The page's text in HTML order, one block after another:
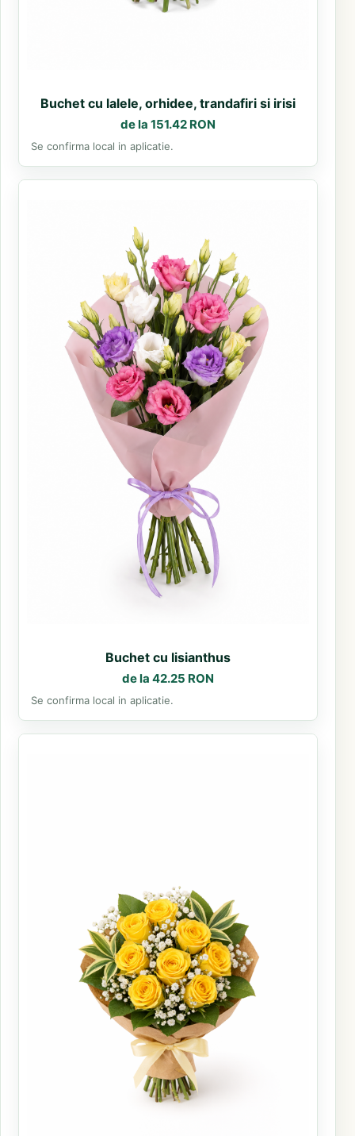
Buchet cu lalele, orhidee, trandafiri si irisi
de la 151.42 RON
Se confirma local in aplicatie.
Buchet cu lisianthus
de la 42.25 RON
Se confirma local in aplicatie.